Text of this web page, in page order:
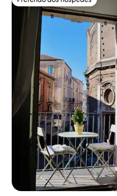
Preferido dos hóspedes